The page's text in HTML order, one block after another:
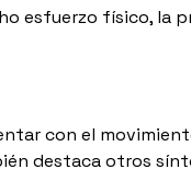
esfuerzo físico, la
con el
destaca otros